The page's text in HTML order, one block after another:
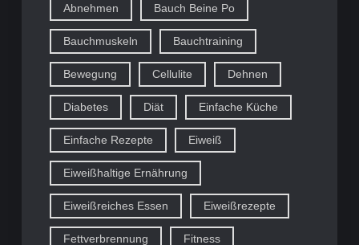
Abnehmen Bauch Beine Po
Bauchmuskeln Bauchtraining
Bewegung Cellulite Dehnen
Diabetes Diät Einfache Küche
Einfache Rezepte Eiweiß
Eiweißhaltige Ernährung
Eiweißreiches Essen Eiweißrezepte
Fettverbrennung Fitness